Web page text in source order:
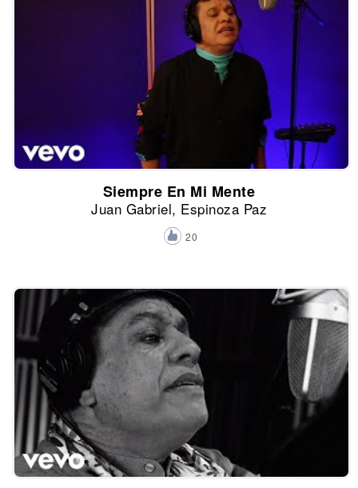
Siempre En Mi Mente
Juan Gabriel, Espinoza Paz
20